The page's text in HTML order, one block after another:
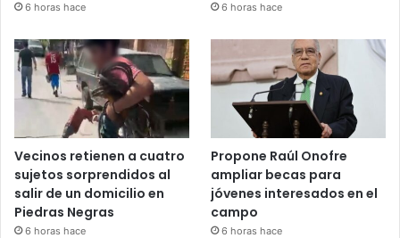
6 horas hace 6 horas hace
Vecinos retienen a cuatro
sujetos sorprendidos al
salir de un domicilio en
Piedras Negras
6 horas hace
Propone Raúl Onofre
ampliar becas para
jóvenes interesados en el
campo
6 horas hace